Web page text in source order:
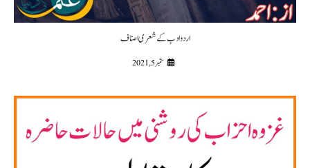
اردو ادب کے شعری اصناف
ستمبر 5, 2021